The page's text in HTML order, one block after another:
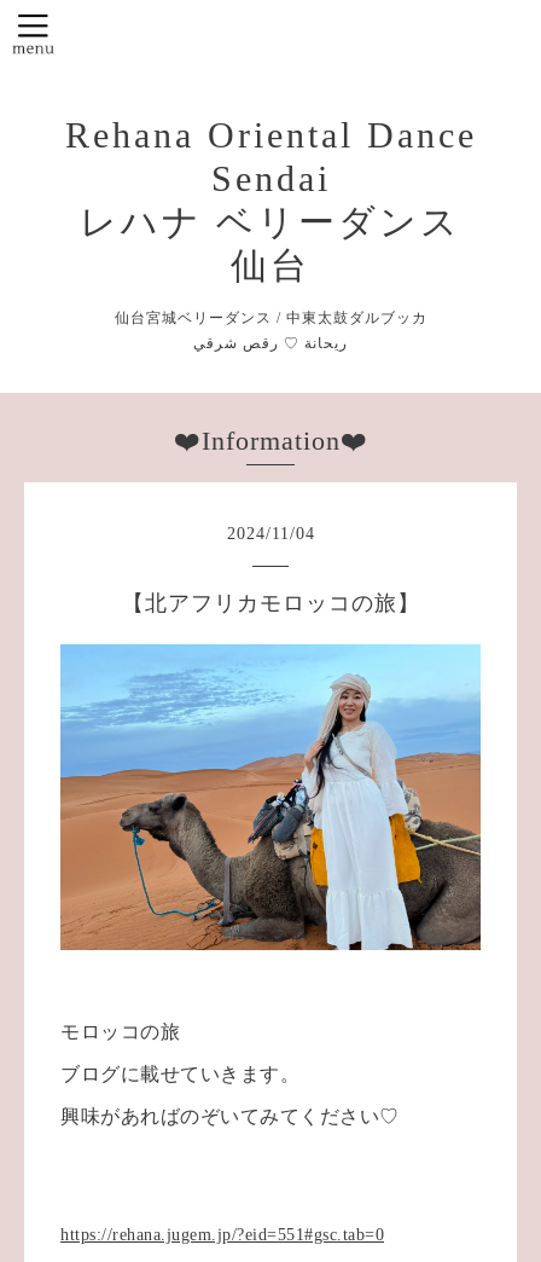
Rehana Oriental Dance
Sendai
レハナ ベリーダンス
仙台
仙台宮城ベリーダンス / 中東太鼓ダルブッカ
❤️Information❤️
2024/11 /04
【北アフリカモロッコの旅】
モロッコの旅
ブログに載せていきます。
興味があればのぞいてみてください♡
https://rehana.jugem.jp/?eid=551#gsc.tab=0